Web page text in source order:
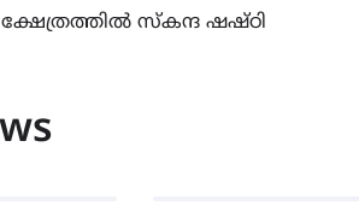
ക്ഷേത്രത്തിൽ സ്കന്ദ ഷഷ്ഠി